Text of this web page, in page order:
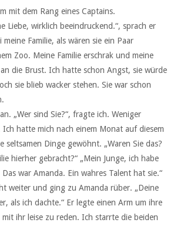
mit dem Rang eines Captains.
Liebe, wirklich beeindruckend.“, sprach er
Familie, als wären sie ein Paar
Zoo. Meine Familie erschrak und meine
die Brust. Ich hatte schon Angst, sie würde
sie blieb wacker stehen. Sie war schon
„Wer sind Sie?“, fragte ich. Weniger
hatte mich nach einem Monat auf diesem
seltsamen Dinge gewöhnt. „Waren Sie das?
hierher gebracht?“ „Mein Junge, ich habe
war Amanda. Ein wahres Talent hat sie.“
weiter und ging zu Amanda rüber. „Deine
als ich dachte.“ Er legte einen Arm um ihre
ihr leise zu reden. Ich starrte die beiden